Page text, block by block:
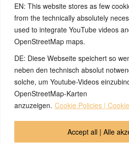
EN: This website stores as few
from the technically absolutely
used to integrate YouTube videos
OpenStreetMap maps.
DE: Diese Webseite speichert so
neben den technisch absolut
solche, um Youtube-Videos
OpenStreetMap-Karten
anzuzeigen. Cookie Policies |
Accept all | Alle
Versuch einer Diagnose oder Behandlung! Wir
Korrektheit, Aktualität, Vollständigkeit oder
Website. Zusätzlich müssen wir jede Haftung
auch für alle Verweise (Links), die direkt oder
können für die Inhalte solcher externen Sites,
sonstiger Hinweise erreichen, keine
nicht für direkte oder indirekte Schäden, die auf
können, die auf diesen externen Websites stehen
© 2026 by Ingmar Marquardt
Política de privacidad